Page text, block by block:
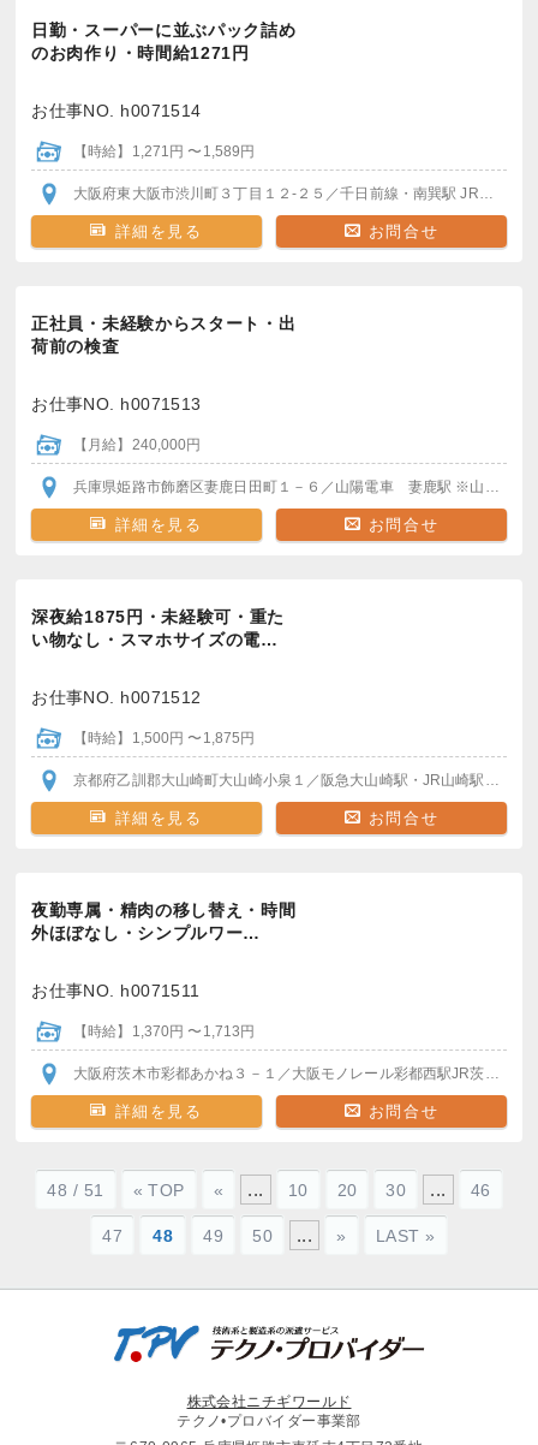
日勤・スーパーに並ぶパック詰め
のお肉作り・時間給1271円
お仕事NO. h0071514
【時給】1,271円 〜1,589円
大阪府東大阪市渋川町３丁目１２-２５ ／千日前線・南巽駅 JRおおさか東線・長瀬駅
詳細を見る お問合せ
正社員・未経験からスタート・出
荷前の検査
お仕事NO. h0071513
【月給】240,000円
兵庫県姫路市飾磨区妻鹿日田町１－６ ／山陽電車 妻鹿駅 ※山陽白浜の宮駅
詳細を見る お問合せ
深夜給1875円・未経験可・重た
い物なし・スマホサイズの電…
お仕事NO. h0071512
【時給】1,500円 〜1,875円
京都府乙訓郡大山崎町大山崎小泉１ ／阪急大山崎駅・JR山崎駅 駅から
詳細を見る お問合せ
夜勤専属・精肉の移し替え・時間
外ほぼなし・シンプルワー…
お仕事NO. h0071511
【時給】1,370円 〜1,713円
大阪府茨木市彩都あかね３－１ ／大阪モノレール彩都西駅JR茨木駅
詳細を見る お問合せ
48 / 51 « TOP « ... 10 20 30 ... 46
47 48 49 50 ... » LAST »
株式会社ニチギワールド
テクノ•プロバイダー事業部